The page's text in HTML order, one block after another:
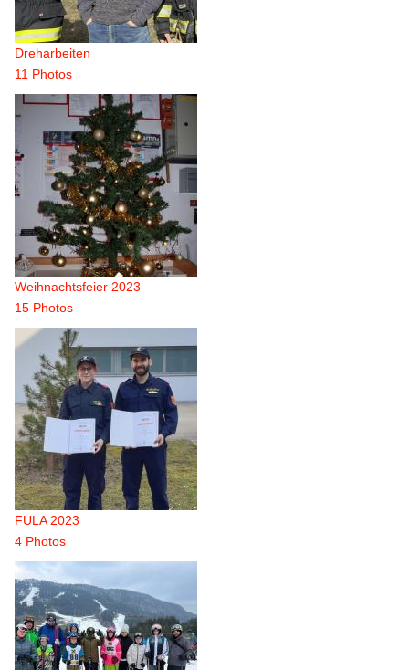
Dreharbeiten
11 Photos
Weihnachtsfeier 2023
15 Photos
FULA 2023
4 Photos